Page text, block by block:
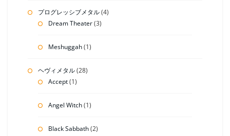
プログレッシブメタル(4)
Dream Theater(3)
Meshuggah(1)
ヘヴィメタル(28)
Accept(1)
Angel Witch(1)
Black Sabbath(2)